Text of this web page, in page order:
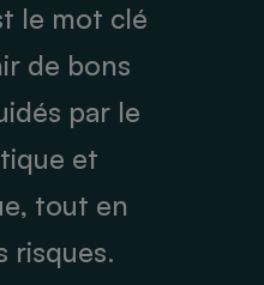
le mot clé
de bons
par le
et
tout en
risques.